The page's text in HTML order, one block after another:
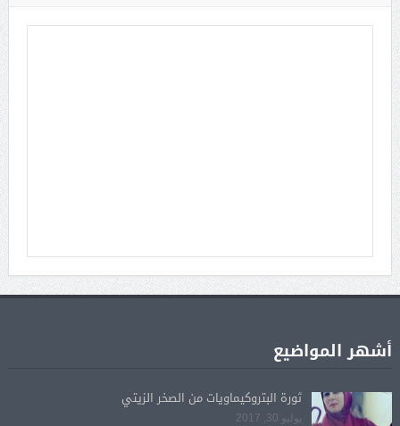
أشهر المواضيع
ثورة البتروكيماويات من الصخر الزيتي
يوليو 30, 2017